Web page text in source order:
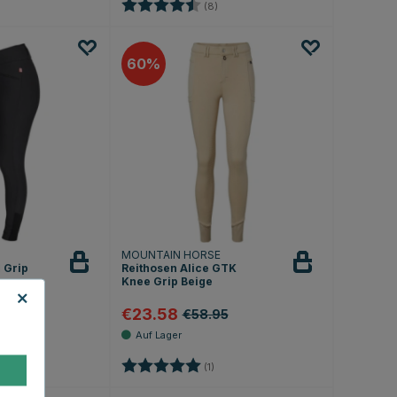
Bewertung: (8)
Grip
60
MOUNTAIN HORSE
Reithosen Alice GTK
Knee Grip Beige
€23.58 €58.95
Bewertung: (1)